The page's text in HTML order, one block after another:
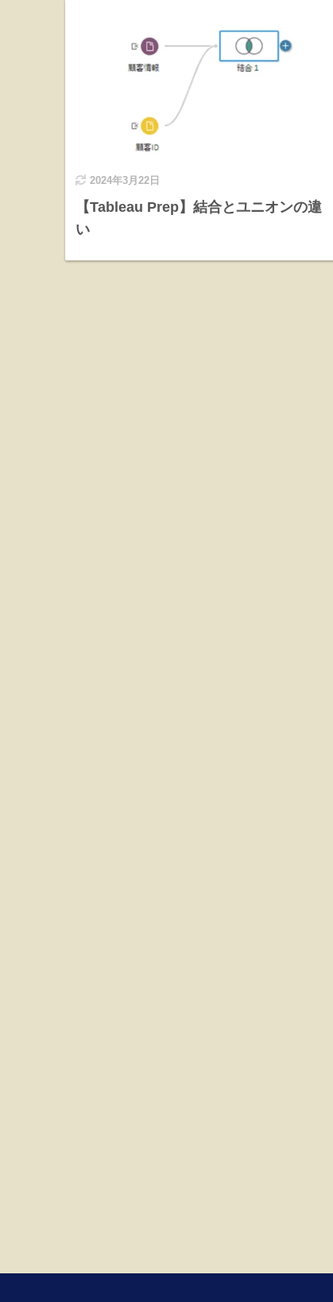
2024年3月22日
【Tableau Prep】結合とユニオンの違
い